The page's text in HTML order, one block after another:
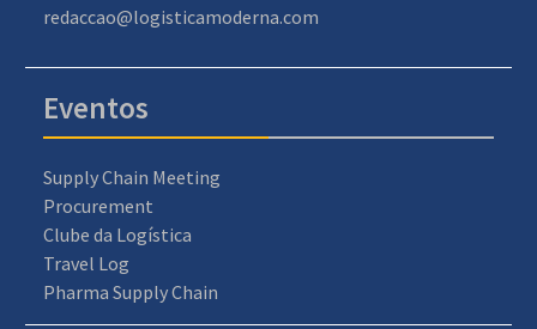
redaccao@logisticamoderna.com
Eventos
Supply Chain Meeting
Procurement
Clube da Logística
Travel Log
Pharma Supply Chain